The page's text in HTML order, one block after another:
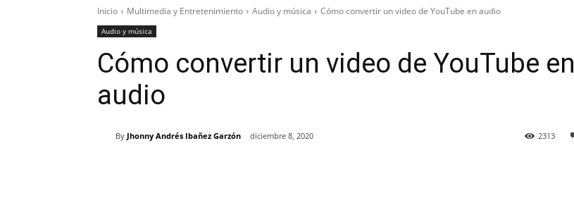
Inicio Multimedia y Entretenimiento Audio y música Cómo convertir un video de YouTube en audio
Audio y música
Cómo convertir un video de YouTube en
audio
By Jhonny Andrés Ibañez Garzón diciembre 8, 2020 2313